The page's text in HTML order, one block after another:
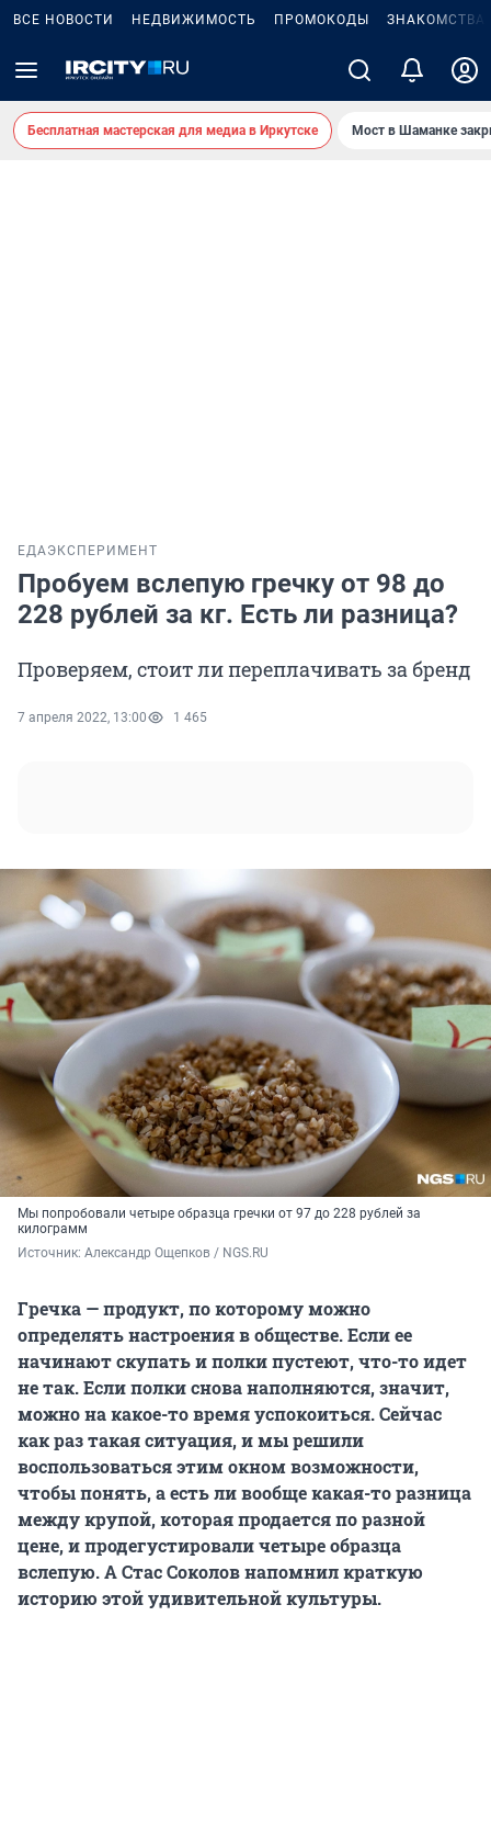
ВСЕ НОВОСТИ НЕДВИЖИМОСТЬ ПРОМОКОДЫ ЗНАКОМСТВА
Бесплатная мастерская для медиа в Иркутске Мост в Шаманке
ЕДАЭКСПЕРИМЕНТ
Пробуем вслепую гречку от 98 до
228 рублей за кг. Есть ли разница?
Проверяем, стоит ли переплачивать за бренд
7 апреля 2022, 13:00 1 465
Мы попробовали четыре образца гречки от 97 до 228 рублей за
килограмм
Источник: Александр Ощепков / NGS.RU
Гречка — продукт, по которому можно
определять настроения в обществе. Если ее
начинают скупать и полки пустеют, что-то идет
не так. Если полки снова наполняются, значит,
можно на какое-то время успокоиться. Сейчас
как раз такая ситуация, и мы решили
воспользоваться этим окном возможности,
чтобы понять, а есть ли вообще какая-то разница
между крупой, которая продается по разной
цене, и продегустировали четыре образца
вслепую. А Стас Соколов напомнил краткую
историю этой удивительной культуры.